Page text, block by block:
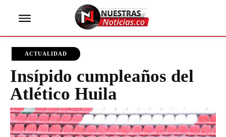
ACTUALIDAD
Insípido cumpleaños del
Atlético Huila